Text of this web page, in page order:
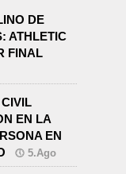
DE
ATHLETIC
FINAL
EN LA
EN
5.Ago